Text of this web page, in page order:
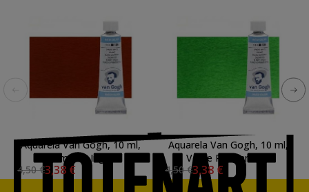
Aquarela Van Gogh, 10 ml,
Vermelho Ingles
4,50 €3,38 €
Aquarela Van Gogh, 10 ml,
Verde Permanente
4,50 €3,38 €